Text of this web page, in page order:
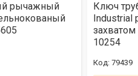
рычажный
Ключ
Industrial
10254
79439